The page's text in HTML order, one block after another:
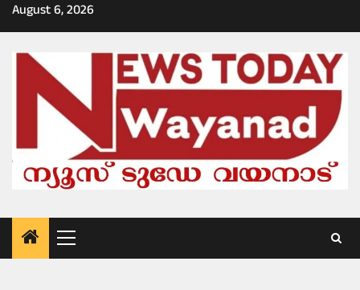
Skip
to
August 6, 2026
Primary
Menu